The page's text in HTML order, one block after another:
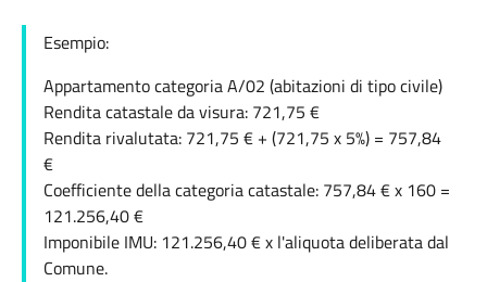
Esempio:
Appartamento categoria A/02 (abitazioni di tipo civile)
Rendita catastale da visura: 721,75 €
Rendita rivalutata: 721,75 € + (721,75 x 5%) = 757,84
€
Coefficiente della categoria catastale: 757,84 € x 160 =
121.256,40 €
Imponibile IMU: 121.256,40 € x l'aliquota deliberata dal
Comune.